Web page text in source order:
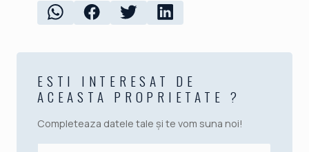
ESTI INTERESAT DE
ACEASTA PROPRIETATE ?
Completeaza datele tale și te vom suna noi!